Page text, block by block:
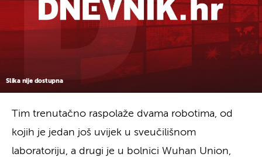
Slika nije dostupna
Tim trenutačno raspolaže dvama robotima, od
kojih je jedan još uvijek u sveučilišnom
laboratoriju, a drugi je u bolnici Wuhan Union,